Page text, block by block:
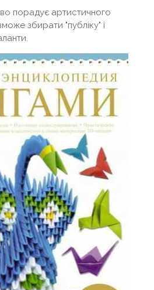
порадує артистичного
збирати "публіку" і